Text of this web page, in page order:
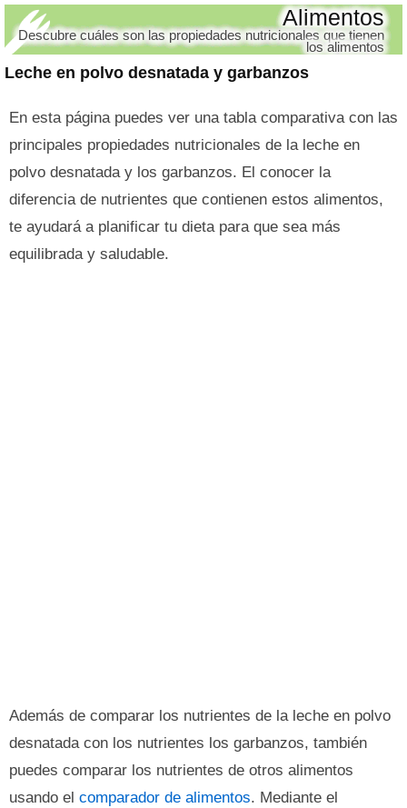
Leche en polvo desnatada y garbanzos
Alimentos
Descubre cuáles son las propiedades nutricionales que tienen
los alimentos
En esta página puedes ver una tabla comparativa con las
principales propiedades nutricionales de la leche en
polvo desnatada y los garbanzos. El conocer la
diferencia de nutrientes que contienen estos alimentos,
te ayudará a planificar tu dieta para que sea más
equilibrada y saludable.
Además de comparar los nutrientes de la leche en polvo
desnatada con los nutrientes los garbanzos, también
puedes comparar los nutrientes de otros alimentos
usando el comparador de alimentos. Mediante el